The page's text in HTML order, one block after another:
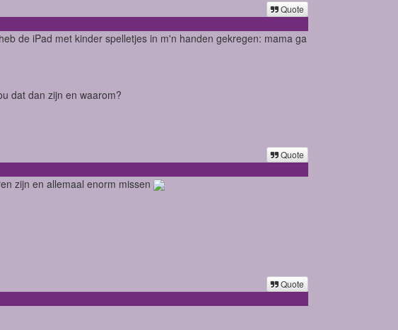
Quote
de iPad met kinder spelletjes in m'n handen gekregen: mama ga
dat dan zijn en waarom?
Quote
zijn en allemaal enorm missen
Quote